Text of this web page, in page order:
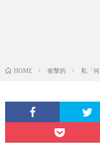
HOME 衝撃的 私「